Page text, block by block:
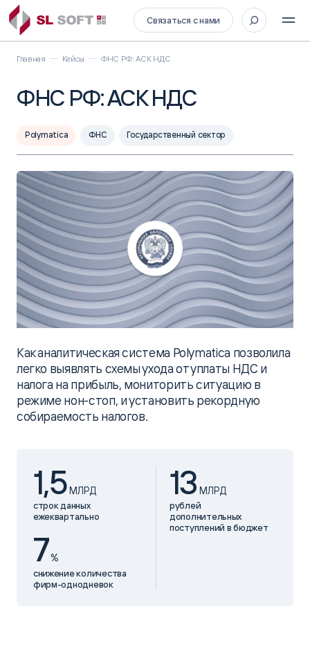
Связаться с нами
Главная Кейсы ФНС РФ: АСК НДС
ФНС РФ: АСК НДС
Polymatica ФНС Государственный сектор
Как аналитическая система Polymatica позволила
легко выявлять схемы ухода от уплаты НДС и
налога на прибыль, мониторить ситуацию в
режиме нон-стоп, и установить рекордную
собираемость налогов.
1,5 МЛРД
строк данных
ежеквартально
13 МЛРД
рублей
дополнительных
поступлений в бюджет
7 %
снижение количества
фирм-однодневок